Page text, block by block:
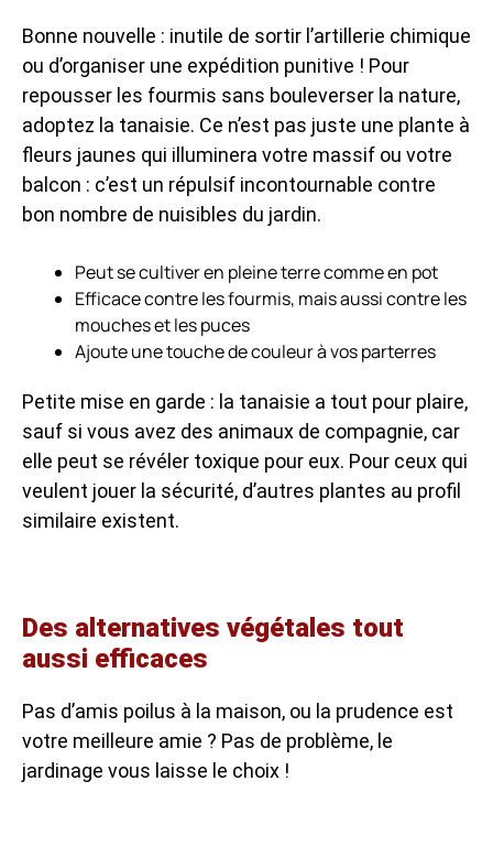
Bonne nouvelle : inutile de sortir l’artillerie chimique
ou d’organiser une expédition punitive ! Pour
repousser les fourmis sans bouleverser la nature,
adoptez la tanaisie. Ce n’est pas juste une plante à
fleurs jaunes qui illuminera votre massif ou votre
balcon : c’est un répulsif incontournable contre
bon nombre de nuisibles du jardin.
Peut se cultiver en pleine terre comme en pot
Efficace contre les fourmis, mais aussi contre les
mouches et les puces
Ajoute une touche de couleur à vos parterres
Petite mise en garde : la tanaisie a tout pour plaire,
sauf si vous avez des animaux de compagnie, car
elle peut se révéler toxique pour eux. Pour ceux qui
veulent jouer la sécurité, d’autres plantes au profil
similaire existent.
Des alternatives végétales tout
aussi efficaces
Pas d’amis poilus à la maison, ou la prudence est
votre meilleure amie ? Pas de problème, le
jardinage vous laisse le choix !